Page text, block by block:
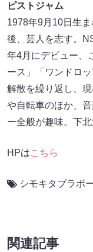
ピストジャム
1978年9月10日生
後、芸人を志す。
年4月にデビュー、
ース」「ワンドロ
解散を繰り返し、
や自転車のほか、
ー全般が趣味。下
HPはこちら
シモキタブラボー
関連記事